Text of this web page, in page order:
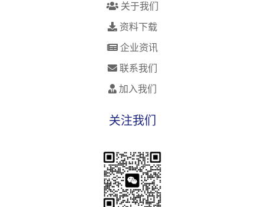
关于我们
资料下载
企业资讯
联系我们
加入我们
关注我们